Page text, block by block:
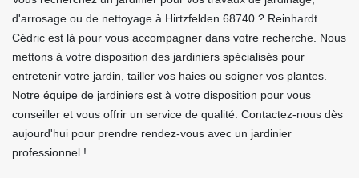
d'arrosage ou de nettoyage à Hirtzfelden 68740 ? Reinhardt
Cédric est là pour vous accompagner dans votre recherche. Nous
mettons à votre disposition des jardiniers spécialisés pour
entretenir votre jardin, tailler vos haies ou soigner vos plantes.
Notre équipe de jardiniers est à votre disposition pour vous
conseiller et vous offrir un service de qualité. Contactez-nous dès
aujourd'hui pour prendre rendez-vous avec un jardinier
professionnel !